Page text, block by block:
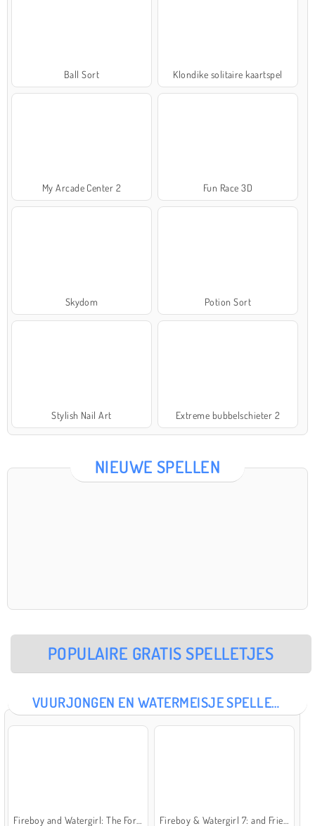
Ball Sort Klondike solitaire kaartspel
My Arcade Center 2 Fun Race 3D
Skydom Potion Sort
Stylish Nail Art Extreme bubbelschieter 2
NIEUWE SPELLEN
POPULAIRE GRATIS SPELLETJES
VUURJONGEN EN WATERMEISJE SPELLETJES